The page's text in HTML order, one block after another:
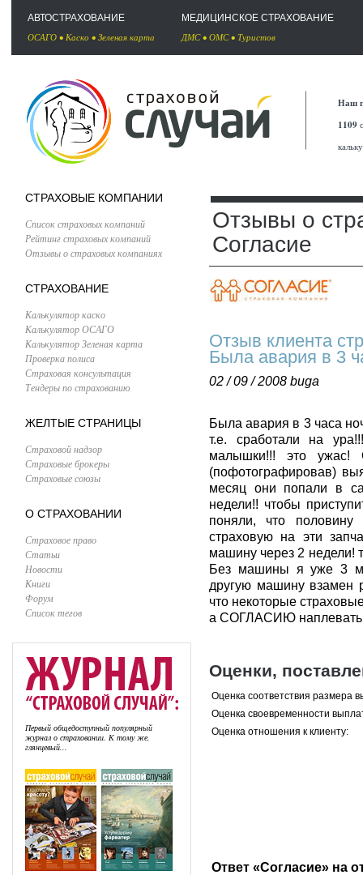
АВТОСТРАХОВАНИЕ
ОСАГО • Каско • Зеленая карта
МЕДИЦИНСКОЕ СТРАХОВАНИЕ
ДМС• ОМС• Туристов
Наш
1109
СТРАХОВЫЕ КОМПАНИИ
Список страховых компаний
Рейтинг страховых компаний
Отзывы о страховых компаниях
СТРАХОВАНИЕ
Калькулятор каско
Калькулятор ОСАГО
Калькулятор Зеленая карта
Проверка полиса
Страховая консультация
Тендеры по страхованию
ЖЕЛТЫЕ СТРАНИЦЫ
Страховой надзор
Страховые брокеры
Страховые союзы
О СТРАХОВАНИИ
Страховое право
Статьи
Новости
Книги
Форум
Список тегов
Первый общедоступный популярный
журнал о страховании. К тому же,
глянцевый...
Отзывы о
Согласие
Отзыв клиента
Была авария в 3
02 / 09 / 2008 buga
Была авария в 3 часа
т.е. сработали на
малышки!!! это ужас!
(пофотографировав)
месяц они попали в
недели!! чтобы
поняли, что половину
страховую на эти
машину через 2 недели!
Без машины я уже 3
другую машину взамен
что некоторые
а СОГЛАСИЮ
Оценки,
Оценка соответствия размера
Оценка своевременности
Оценка отношения к клиенту:
Ответ «Согласие» на